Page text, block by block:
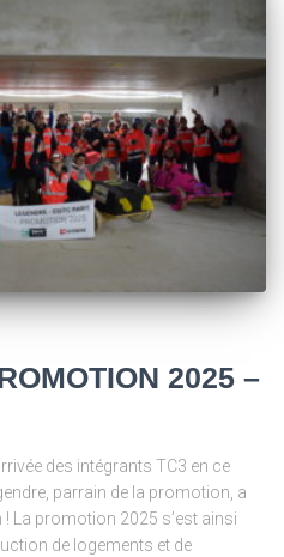
2025 –
des intégrants TC3 en ce
parrain de la promotion, a
! La promotion 2025 s’est ainsi
de logements et de